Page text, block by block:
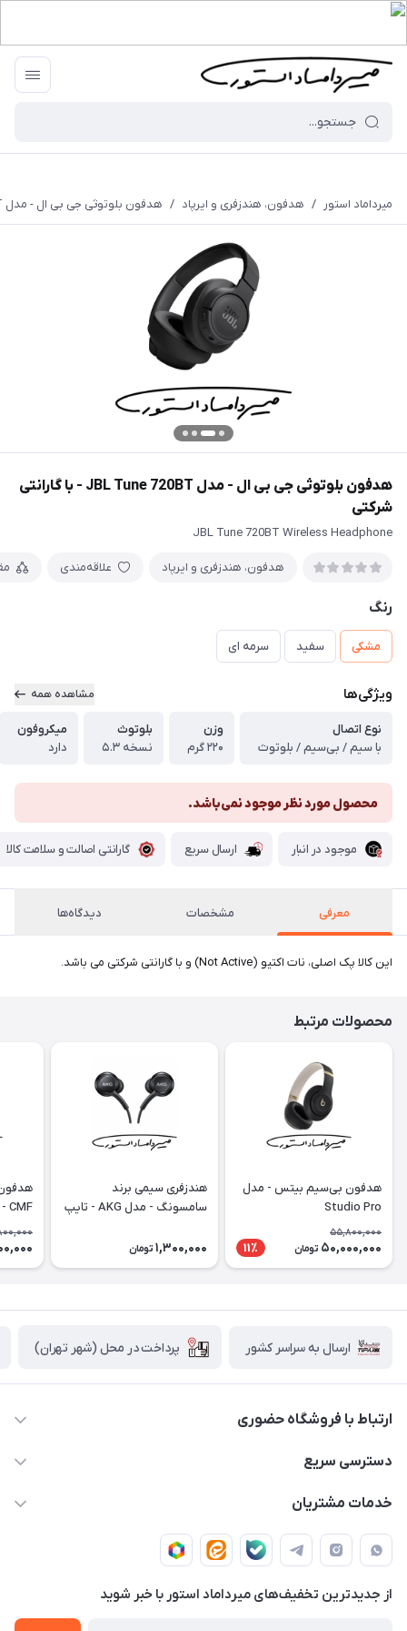
میرداماد استور / هدفون، هندزفری و ایرپاد / هدفون بلوتوثی جی بی ال - مدل JBL Tune 720BT - با گارانتی شرکتی
هدفون بلوتوثی جی بی ال - مدل JBL Tune 720BT - با گارانتی
شرکتی
JBL Tune 720BT Wireless Headphone
هدفون، هندزفری و ایرپاد علاقه‌مندی
رنگ
مشکی سفید سرمه ای
ویژگی‌ها مشاهده همه
نوع اتصال
با سیم / بی‌سیم / بلوتوث
وزن
۲۲۰ گرم
بلوتوث
نسخه ۵.۳
میکروفون
دارد
محصول مورد نظر موجود نمی‌باشد.
موجود در انبار ارسال سریع گارانتی اصالت و سلامت کالا
معرفی مشخصات دیدگاه‌ها
این کالا پک اصلی، نات اکتیو (Not Active) و با گارانتی شرکتی می باشد.
محصولات مرتبط
هدفون بی‌سیم بیتس - مدل
Studio Pro
55,800,000
50,000,000 تومان 11٪
هندزفری سیمی برند
سامسونگ - مدل AKG - تایپ
1,300,000 تومان
Pro
ارسال به سراسر کشور پرداخت در محل (شهر تهران)
ارتباط با فروشگاه حضوری
02188874370 - 02188874371
پایتخت - طبقه اول - واحد 172
دسترسی سریع
صـفـحـه اصـلـی
دربـاره مـیـردامـاد اسـتـور
خدمات مشتریان
قـوانـیـن و مـقـررات
روش هـای پـرداخـت
تـیـکـت بـه پـشـتـیـبـانـی
از جدید‌ترین تخفیف‌های میرداماد استور با‌ خبر شوید